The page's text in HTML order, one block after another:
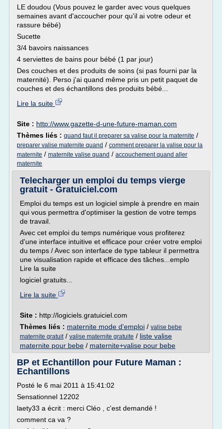
LE doudou (Vous pouvez le garder avec vous quelques
semaines avant d'accoucher pour qu'il ai votre odeur et
rassure bébé)
Sucette
3/4 bavoirs naissances
4 serviettes de bains pour bébé (1 par jour)
Des couches et des produits de soins (si pas fourni par la
maternité). Perso j'ai quand même pris un petit paquet de
couches et des échantillons des produits bébé...
Lire la suite
Site : http://www.gazette-d-une-future-maman.com
Thèmes liés : quand faut il preparer sa valise pour la maternite /
preparer valise maternite quand / comment preparer la valise pour la
maternite / maternite valise quand / accouchement quand aller
maternite
Telecharger un emploi du temps vierge
gratuit - Gratuiciel.com
Emploi du temps est un logiciel simple à prendre en main
qui vous permettra d'optimiser la gestion de votre temps
de travail.
Avec cet emploi du temps numérique vous profiterez
d'une interface intuitive et efficace pour créer votre emploi
du temps / Avec son interface de type tableur il permettra
une visualisation rapide et efficace des tâches...emplo
Lire la suite
logiciel gratuits...
Lire la suite
Site : http://logiciels.gratuiciel.com
Thèmes liés : maternite mode d'emploi / valise bebe
maternite gratuit/ valise maternite gratuite / liste valise
maternite pour bebe / maternite+valise pour bebe
BP et Echantillon pour Future Maman :
Echantillons
Posté le 6 mai 2011 à 15:41:02
Sensationnel 12202
laety33 a écrit : merci Cléo , c'est demandé !
comment ca va ?